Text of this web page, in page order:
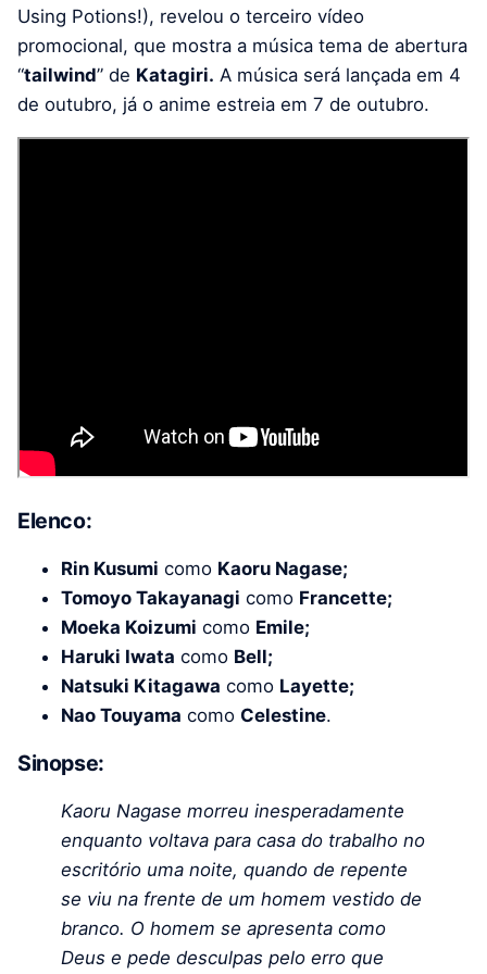
Using Potions!), revelou o terceiro vídeo
promocional, que mostra a música tema de abertura
“tailwind” de Katagiri. A música será lançada em 4
de outubro, já o anime estreia em 7 de outubro.
Elenco:
Rin Kusumi como Kaoru Nagase;
Tomoyo Takayanagi como Francette;
Moeka Koizumi como Emile;
Haruki Iwata como Bell;
Natsuki Kitagawa como Layette;
Nao Touyama como Celestine.
Sinopse:
Kaoru Nagase morreu inesperadamente
enquanto voltava para casa do trabalho no
escritório uma noite, quando de repente
se viu na frente de um homem vestido de
branco. O homem se apresenta como
Deus e pede desculpas pelo erro que